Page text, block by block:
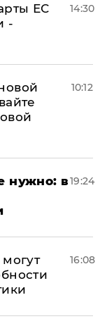
ЕС
-
14:30
10:12
нужно: в19:24
16:08